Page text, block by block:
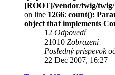
[ROOT]/vendor/twig/
on line 1266: count():
object that implements
12 Odpovedí
21010 Zobrazení
Posledný príspevok
22 Dec 2007, 16:27